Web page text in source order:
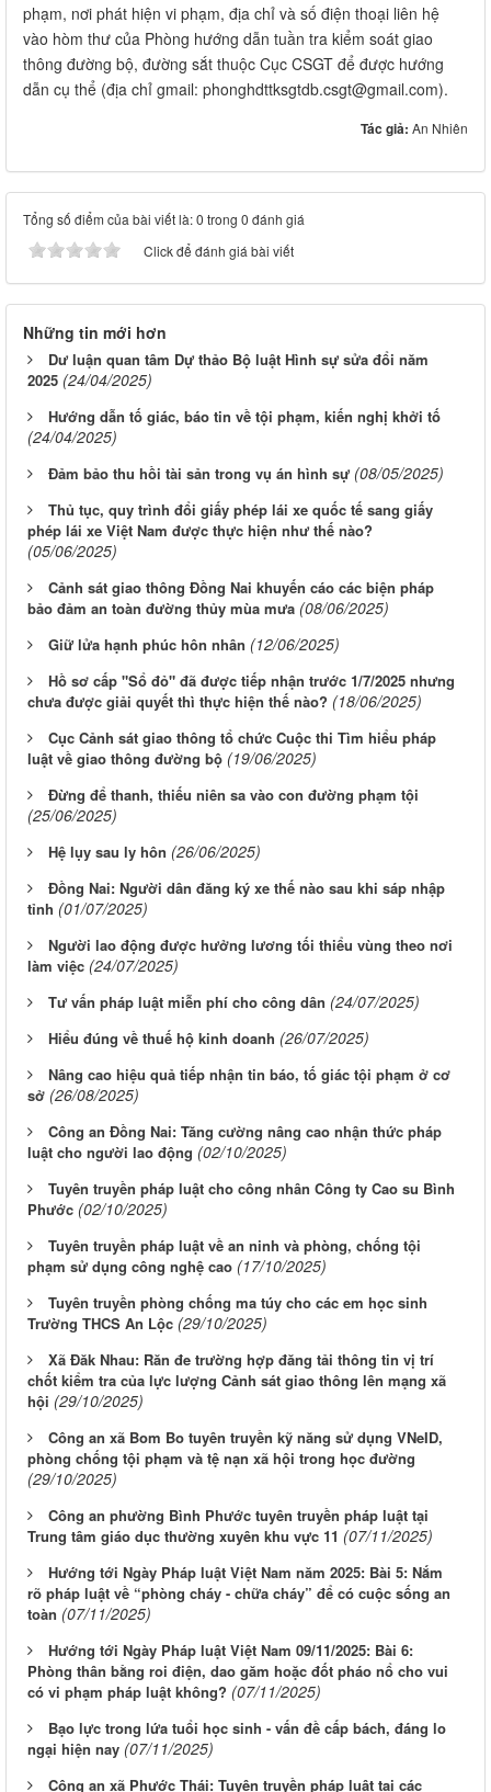
phạm, nơi phát hiện vi phạm, địa chỉ và số điện thoại liên hệ
vào hòm thư của Phòng hướng dẫn tuần tra kiểm soát giao
thông đường bộ, đường sắt thuộc Cục CSGT để được hướng
dẫn cụ thể (địa chỉ gmail: phonghdttksgtdb.csgt@gmail.com).
Tác giả: An Nhiên
Tổng số điểm của bài viết là: 0 trong 0 đánh giá
Click để đánh giá bài viết
Những tin mới hơn
Dư luận quan tâm Dự thảo Bộ luật Hình sự sửa đổi năm
2025 (24/04/2025)
Hướng dẫn tố giác, báo tin về tội phạm, kiến nghị khởi tố
(24/04/2025)
Đảm bảo thu hồi tài sản trong vụ án hình sự (08/05/2025)
Thủ tục, quy trình đổi giấy phép lái xe quốc tế sang giấy
phép lái xe Việt Nam được thực hiện như thế nào?
(05/06/2025)
Cảnh sát giao thông Đồng Nai khuyến cáo các biện pháp
bảo đảm an toàn đường thủy mùa mưa (08/06/2025)
Giữ lửa hạnh phúc hôn nhân (12/06/2025)
Hồ sơ cấp "Sổ đỏ" đã được tiếp nhận trước 1/7/2025 nhưng
chưa được giải quyết thì thực hiện thế nào? (18/06/2025)
Cục Cảnh sát giao thông tổ chức Cuộc thi Tìm hiểu pháp
luật về giao thông đường bộ (19/06/2025)
Đừng để thanh, thiếu niên sa vào con đường phạm tội
(25/06/2025)
Hệ lụy sau ly hôn (26/06/2025)
Đồng Nai: Người dân đăng ký xe thế nào sau khi sáp nhập
tỉnh (01/07/2025)
Người lao động được hưởng lương tối thiểu vùng theo nơi
làm việc (24/07/2025)
Tư vấn pháp luật miễn phí cho công dân (24/07/2025)
Hiểu đúng về thuế hộ kinh doanh (26/07/2025)
Nâng cao hiệu quả tiếp nhận tin báo, tố giác tội phạm ở cơ
sở (26/08/2025)
Công an Đồng Nai: Tăng cường nâng cao nhận thức pháp
luật cho người lao động (02/10/2025)
Tuyên truyền pháp luật cho công nhân Công ty Cao su Bình
Phước (02/10/2025)
Tuyên truyền pháp luật về an ninh và phòng, chống tội
phạm sử dụng công nghệ cao (17/10/2025)
Tuyên truyền phòng chống ma túy cho các em học sinh
Trường THCS An Lộc (29/10/2025)
Xã Đăk Nhau: Răn đe trường hợp đăng tải thông tin vị trí
chốt kiểm tra của lực lượng Cảnh sát giao thông lên mạng xã
hội (29/10/2025)
Công an xã Bom Bo tuyên truyền kỹ năng sử dụng VNeID,
phòng chống tội phạm và tệ nạn xã hội trong học đường
(29/10/2025)
Công an phường Bình Phước tuyên truyền pháp luật tại
Trung tâm giáo dục thường xuyên khu vực 11 (07/11/2025)
Hướng tới Ngày Pháp luật Việt Nam năm 2025: Bài 5: Nắm
rõ pháp luật về “phòng cháy - chữa cháy” để có cuộc sống an
toàn (07/11/2025)
Hướng tới Ngày Pháp luật Việt Nam 09/11/2025: Bài 6:
Phòng thân bằng roi điện, dao găm hoặc đốt pháo nổ cho vui
có vi phạm pháp luật không? (07/11/2025)
Bạo lực trong lứa tuổi học sinh - vấn đề cấp bách, đáng lo
ngại hiện nay (07/11/2025)
Công an xã Phước Thái: Tuyên truyền pháp luật tại các